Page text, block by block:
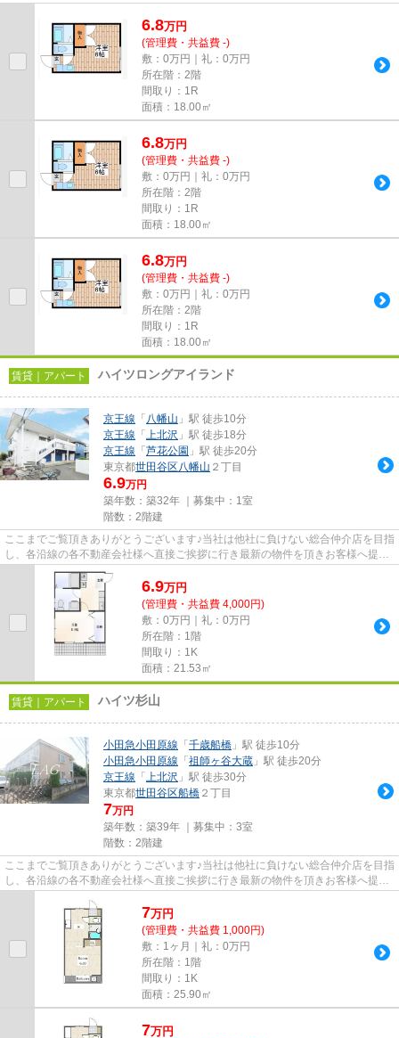
6.8万円
(管理費・共益費 -)
敷：0万円｜礼：0万円
所在階：2階
間取り：1R
面積：18.00㎡
6.8万円
(管理費・共益費 -)
敷：0万円｜礼：0万円
所在階：2階
間取り：1R
面積：18.00㎡
6.8万円
(管理費・共益費 -)
敷：0万円｜礼：0万円
所在階：2階
間取り：1R
面積：18.00㎡
賃貸｜アパート ハイツロングアイランド
京王線 「 八幡山 」駅 徒歩10分
京王線 「 上北沢 」駅 徒歩18分
京王線 「 芦花公園 」駅 徒歩20分
東京都世田谷区八幡山 ２丁目
6.9万円
築年数：築32年 ｜募集中： 1室
階数：2階建
ここまでご覧頂きありがとうございます♪当社は他社に負けない総合仲介店を目指
し、各沿線の各不動産会社様へ直接ご挨拶に行き最新の物件を頂きお客様へ提供
しております！最新の情報は...
6.9万円
(管理費・共益費 4,000円)
敷：0万円｜礼：0万円
所在階：1階
間取り：1K
面積：21.53㎡
賃貸｜アパート ハイツ杉山
小田急小田原線 「 千歳船橋 」駅 徒歩10分
小田急小田原線 「 祖師ヶ谷大蔵 」駅 徒歩20分
京王線 「 上北沢 」駅 徒歩30分
東京都世田谷区船橋 ２丁目
7万円
築年数：築39年 ｜募集中： 3室
階数：2階建
ここまでご覧頂きありがとうございます♪当社は他社に負けない総合仲介店を目指
し、各沿線の各不動産会社様へ直接ご挨拶に行き最新の物件を頂きお客様へ提供
7万円
(管理費・共益費 1,000円)
敷：1ヶ月｜礼：0万円
所在階：1階
間取り：1K
面積：25.90㎡
7万円